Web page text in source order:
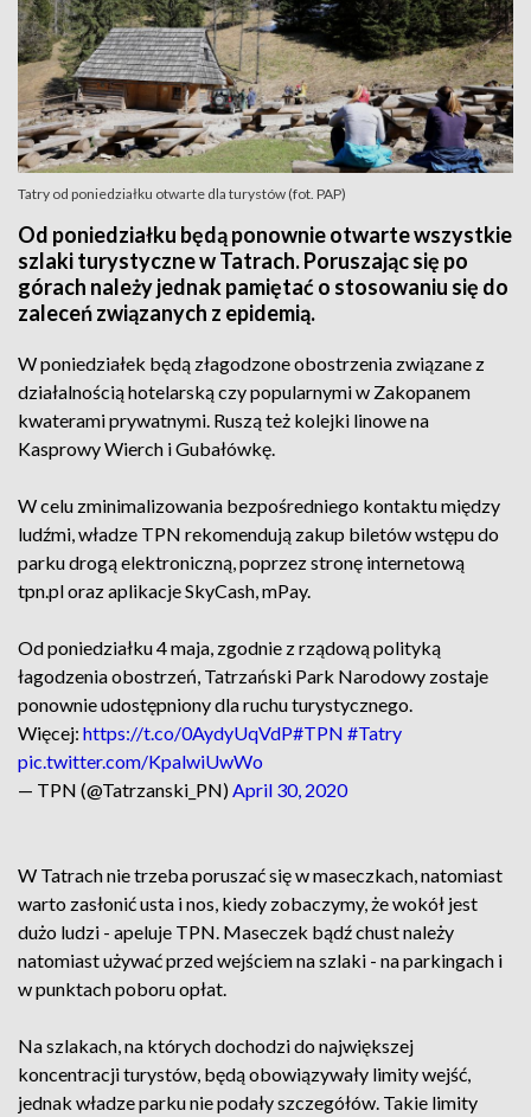
Tatry od poniedziałku otwarte dla turystów (fot. PAP)
Od poniedziałku będą ponownie otwarte wszystkie
szlaki turystyczne w Tatrach. Poruszając się po
górach należy jednak pamiętać o stosowaniu się do
zaleceń związanych z epidemią.
W poniedziałek będą złagodzone obostrzenia związane z
działalnością hotelarską czy popularnymi w Zakopanem
kwaterami prywatnymi. Ruszą też kolejki linowe na
Kasprowy Wierch i Gubałówkę.
W celu zminimalizowania bezpośredniego kontaktu między
ludźmi, władze TPN rekomendują zakup biletów wstępu do
parku drogą elektroniczną, poprzez stronę internetową
tpn.pl oraz aplikacje SkyCash, mPay.
Od poniedziałku 4 maja, zgodnie z rządową polityką
łagodzenia obostrzeń, Tatrzański Park Narodowy zostaje
ponownie udostępniony dla ruchu turystycznego.
Więcej: https://t.co/0AydyUqVdP#TPN #Tatry
pic.twitter.com/KpalwiUwWo
— TPN (@Tatrzanski_PN)April 30, 2020
W Tatrach nie trzeba poruszać się w maseczkach, natomiast
warto zasłonić usta i nos, kiedy zobaczymy, że wokół jest
dużo ludzi - apeluje TPN. Maseczek bądź chust należy
natomiast używać przed wejściem na szlaki - na parkingach i
w punktach poboru opłat.
Na szlakach, na których dochodzi do największej
koncentracji turystów, będą obowiązywały limity wejść,
jednak władze parku nie podały szczegółów. Takie limity